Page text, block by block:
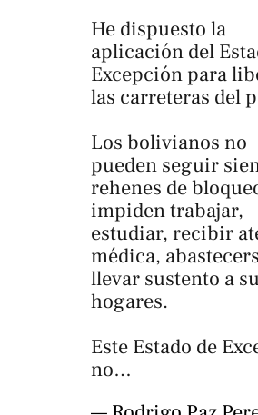
He dispuesto la
aplicación del
Excepción para
las carreteras del
Los bolivianos no
pueden seguir
rehenes de
impiden trabajar,
estudiar, recibir
médica,
llevar sustento a
hogares.
Este Estado de
no…